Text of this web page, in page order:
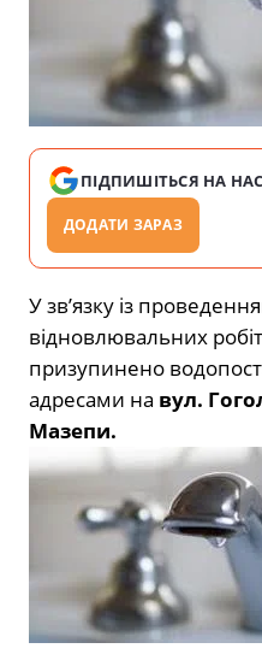
ПІДПИШІТЬСЯ НА НАС
ДОДАТИ ЗАРАЗ
У зв’язку із
відновлювальних
призупинено
адресами на вул.
Мазепи.